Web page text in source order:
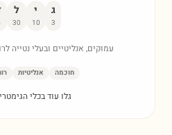
ג
3
י
10
ל
30
עמוקים, אנליטיים ובעלי נטייה
חוכמה אנליטיות
גלו עוד בכלי